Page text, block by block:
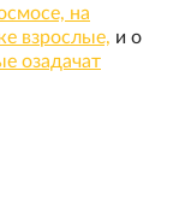
на
взрослые, и о
озадачат